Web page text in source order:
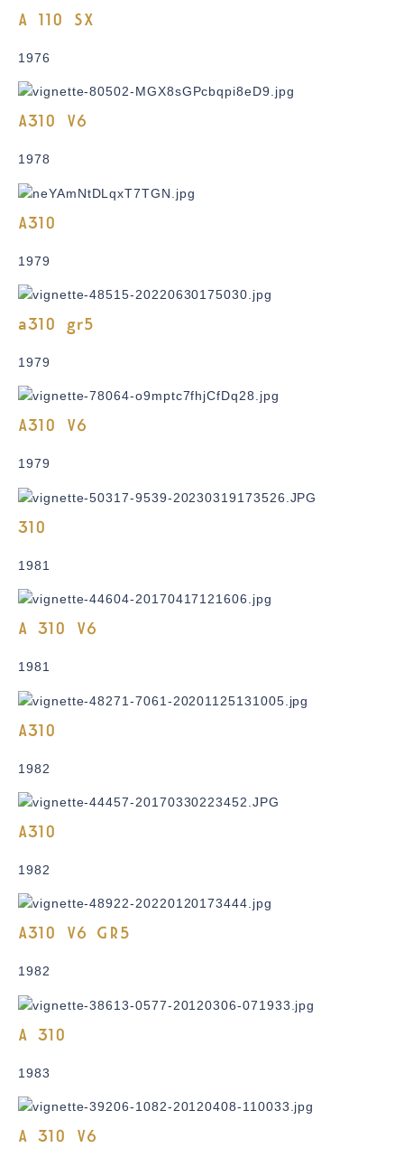
A 110 SX
1976
A310 V6
1978
A310
1979
a310 gr5
1979
A310 V6
1979
310
1981
A 310 V6
1981
A310
1982
A310
1982
A310 V6 GR5
1982
A 310
1983
A 310 V6